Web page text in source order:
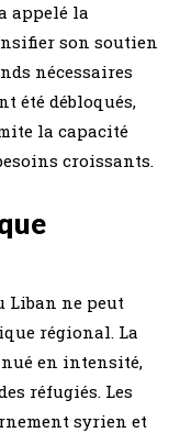
appelé la
son soutien
nécessaires
été débloqués,
la capacité
croissants.
Liban ne peut
régional. La
en intensité,
réfugiés. Les
syrien et